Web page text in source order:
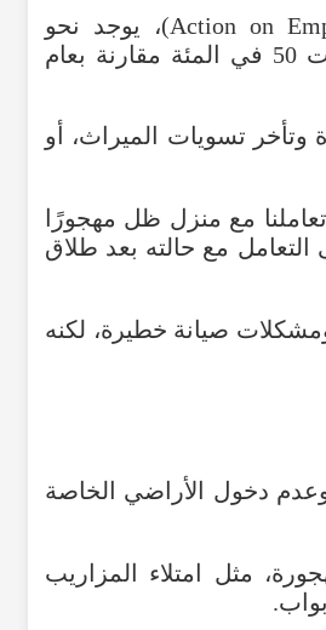
Action on )، يوجد
نحو
50 في المئة مقارنة بعام
وتأخر تسويات الميراث،
أو
تعاملنا مع منزل ظل مهجورًا
التعامل مع حالته بعد طلاق
صيانة خطيرة، لكنه
دخول الأراضي
الخاصة
، مثل امتلاء
المزاريب
.